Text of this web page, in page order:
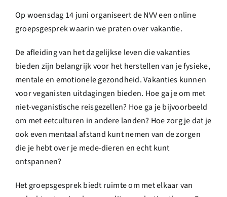
Op woensdag 14 juni organiseert de NVV een online
groepsgesprek waarin we praten over vakantie.
De afleiding van het dagelijkse leven die vakanties
bieden zijn belangrijk voor het herstellen van je fysieke,
mentale en emotionele gezondheid. Vakanties kunnen
voor veganisten uitdagingen bieden. Hoe ga je om met
niet-veganistische reisgezellen? Hoe ga je bijvoorbeeld
om met eetculturen in andere landen? Hoe zorg je dat je
ook even mentaal afstand kunt nemen van de zorgen
die je hebt over je mede-dieren en echt kunt
ontspannen?
Het groepsgesprek biedt ruimte om met elkaar van